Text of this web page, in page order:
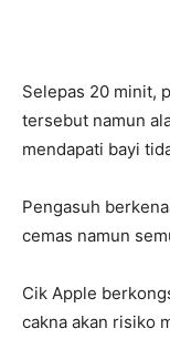
Selepas 20 minit,
tersebut namun
mendapati bayi
Pengasuh
cemas namun
Cik Apple
cakna akan risiko